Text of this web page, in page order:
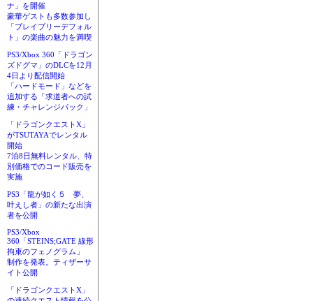
ナ」を開催
豪華ゲストも多数参加し
「ブレイブリーデフォル
ト」の楽曲の魅力を満喫
PS3/Xbox 360「ドラゴン
ズドグマ」のDLCを12月
4日より配信開始
「ハードモード」などを
追加する「求道者への試
練・チャレンジパック」
「ドラゴンクエストX」
がTSUTAYAでレンタル
開始
7泊8日無料レンタル、特
別価格でのコード販売を
実施
PS3「龍が如く５ 夢、
叶えし者」の新たな出演
者を公開
PS3/Xbox
360「STEINS;GATE 線形
拘束のフェノグラム」
制作を発表。ティザーサ
イト公開
「ドラゴンクエストX」